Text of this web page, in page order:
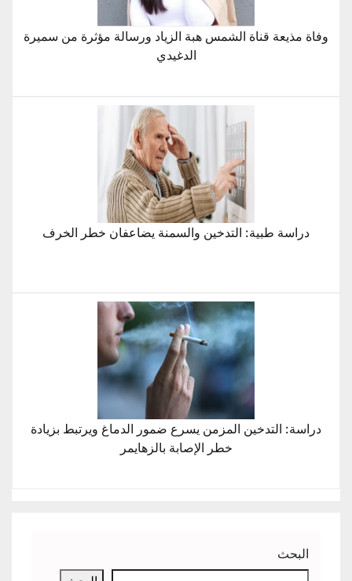
قناة الشمس هبة الزياد ورسالة مؤثرة من سميرة
طبية: التدخين والسمنة يضاعفان خطر الخرف
المزمن يسرع ضمور الدماغ ويرتبط بزيادة
خطر الإصابة بالزهايمر